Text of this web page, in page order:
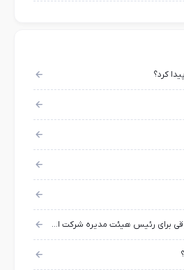
آیا صدور کارت بازرگانی حقوقی برای رئیس هیئت مدیره شرکت امکان پذیر است؟